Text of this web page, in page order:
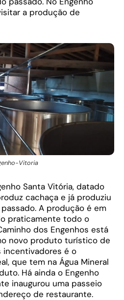
a produção de
Vitoria
Santa Vitória, datado
cachaça e já produziu
A produção é em
praticamente todo o
dos Engenhos está
novo produto turístico de
incentivadores é o
que tem na Água Mineral
Há ainda o Engenho
inaugurou uma passeio
de restaurante.